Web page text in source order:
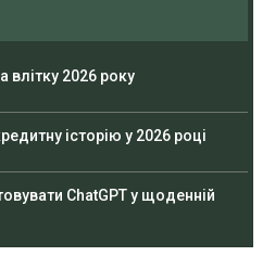
2026 року
історію у 2026 році
ChatGPT у щоденній